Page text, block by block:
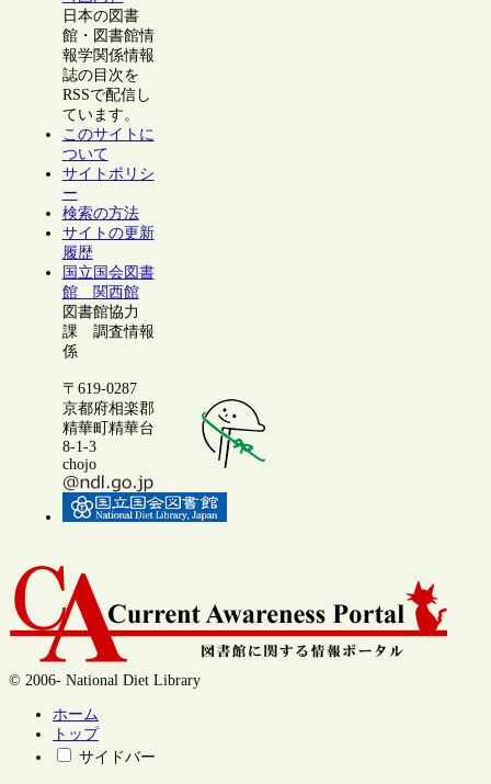
日本の図書
館・図書館情
報学関係情報
誌の目次を
RSSで配信し
ています。
このサイトに
ついて
サイトポリシ
ー
検索の方法
サイトの更新
履歴
国立国会図書
館 関西館
図書館協力
課 調査情報
係
〒619-0287
京都府相楽郡
精華町精華台
8-1-3
chojo
© 2006- National Diet Library
ホーム
トップ
サイドバー